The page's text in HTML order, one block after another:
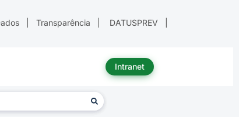
Transparência DATUSPREV
Intranet